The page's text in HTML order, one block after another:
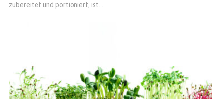
zubereitet und portioniert, ist...